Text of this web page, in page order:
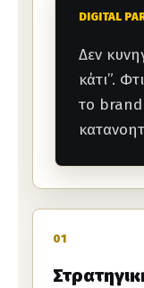
DIGITAL
Δεν
κάτι”.
το brand
01